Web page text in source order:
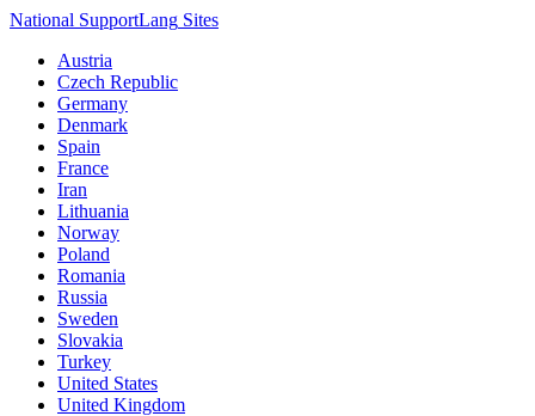
National SupportLang Sites
Austria
Czech Republic
Germany
Denmark
Spain
France
Iran
Lithuania
Norway
Poland
Romania
Russia
Sweden
Slovakia
Turkey
United States
United Kingdom